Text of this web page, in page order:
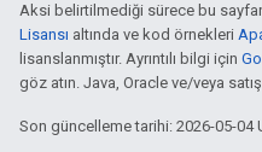
Aksi belirtilmediği sürece bu
Lisansı altında ve kod örnekleri
lisanslanmıştır. Ayrıntılı bilgi için
göz atın. Java, Oracle ve/veya
Son güncelleme tarihi: 2026-05-04